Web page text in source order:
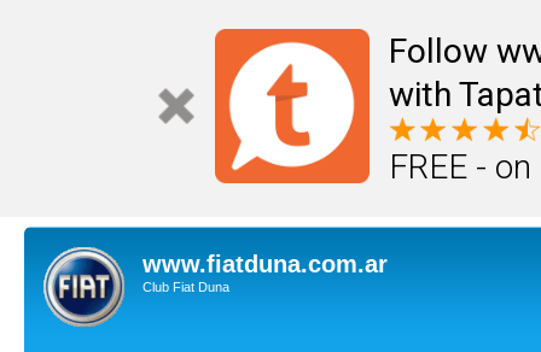
Follow
with
FREE -
www.fiatduna.com.ar
Club Fiat Duna